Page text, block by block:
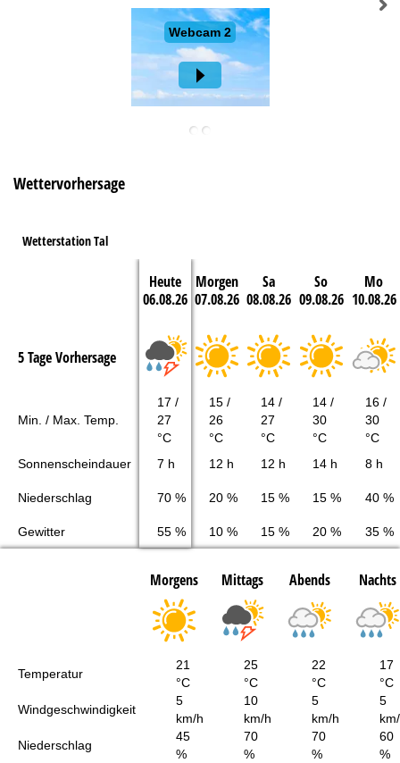
Wettervorhersage
Wetterstation Tal
Heute
06.08.26
Morgen
07.08.26
Sa
08.08.26
So
09.08.26
Mo
10.08.26
5 Tage Vorhersage
Min. / Max. Temp.
17 /
27
°C
15 /
26
°C
14 /
27
°C
14 /
30
°C
16 /
30
°C
Sonnenscheindauer
7 h 12 h 12 h 14 h 8 h
Niederschlag 70 % 20 % 15 % 15 % 40 %
Gewitter 55 % 10 % 15 % 20 % 35 %
Morgens Mittags Abends Nachts
Temperatur
21
°C
25
°C
22
°C
17
°C
Windgeschwindigkeit
5
km/h
10
km/h
5
km/h
5
Niederschlag
45
%
70
%
70
%
60
%